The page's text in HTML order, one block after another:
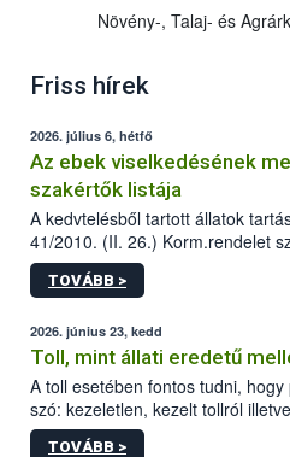
Növény-, Talaj- és
Friss hírek
2026. július 6, hétfő
Az ebek viselkedésének
szakértők listája
A kedvtelésből tartott állatok
41/2010. (II. 26.) Korm.rendelet
sérülés, illetve ennek veszélye
hatósági feladatokat, valamint a
vonni az ebek viselkedésének
TOVÁBB >
2026. június 23, kedd
Toll, mint állati eredetű
A toll esetében fontos tudni,
szó: kezeletlen, kezelt tollról
„végpontját”.
TOVÁBB >